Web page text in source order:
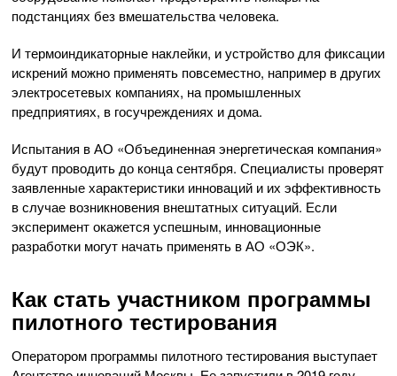
подстанциях без вмешательства человека.
И термоиндикаторные наклейки, и устройство для фиксации
искрений можно применять повсеместно, например в других
электросетевых компаниях, на промышленных
предприятиях, в госучреждениях и дома.
Испытания в АО «Объединенная энергетическая компания»
будут проводить до конца сентября. Специалисты проверят
заявленные характеристики инноваций и их эффективность
в случае возникновения внештатных ситуаций. Если
эксперимент окажется успешным, инновационные
разработки могут начать применять в АО «ОЭК».
Как стать участником программы
пилотного тестирования
Оператором программы пилотного тестирования выступает